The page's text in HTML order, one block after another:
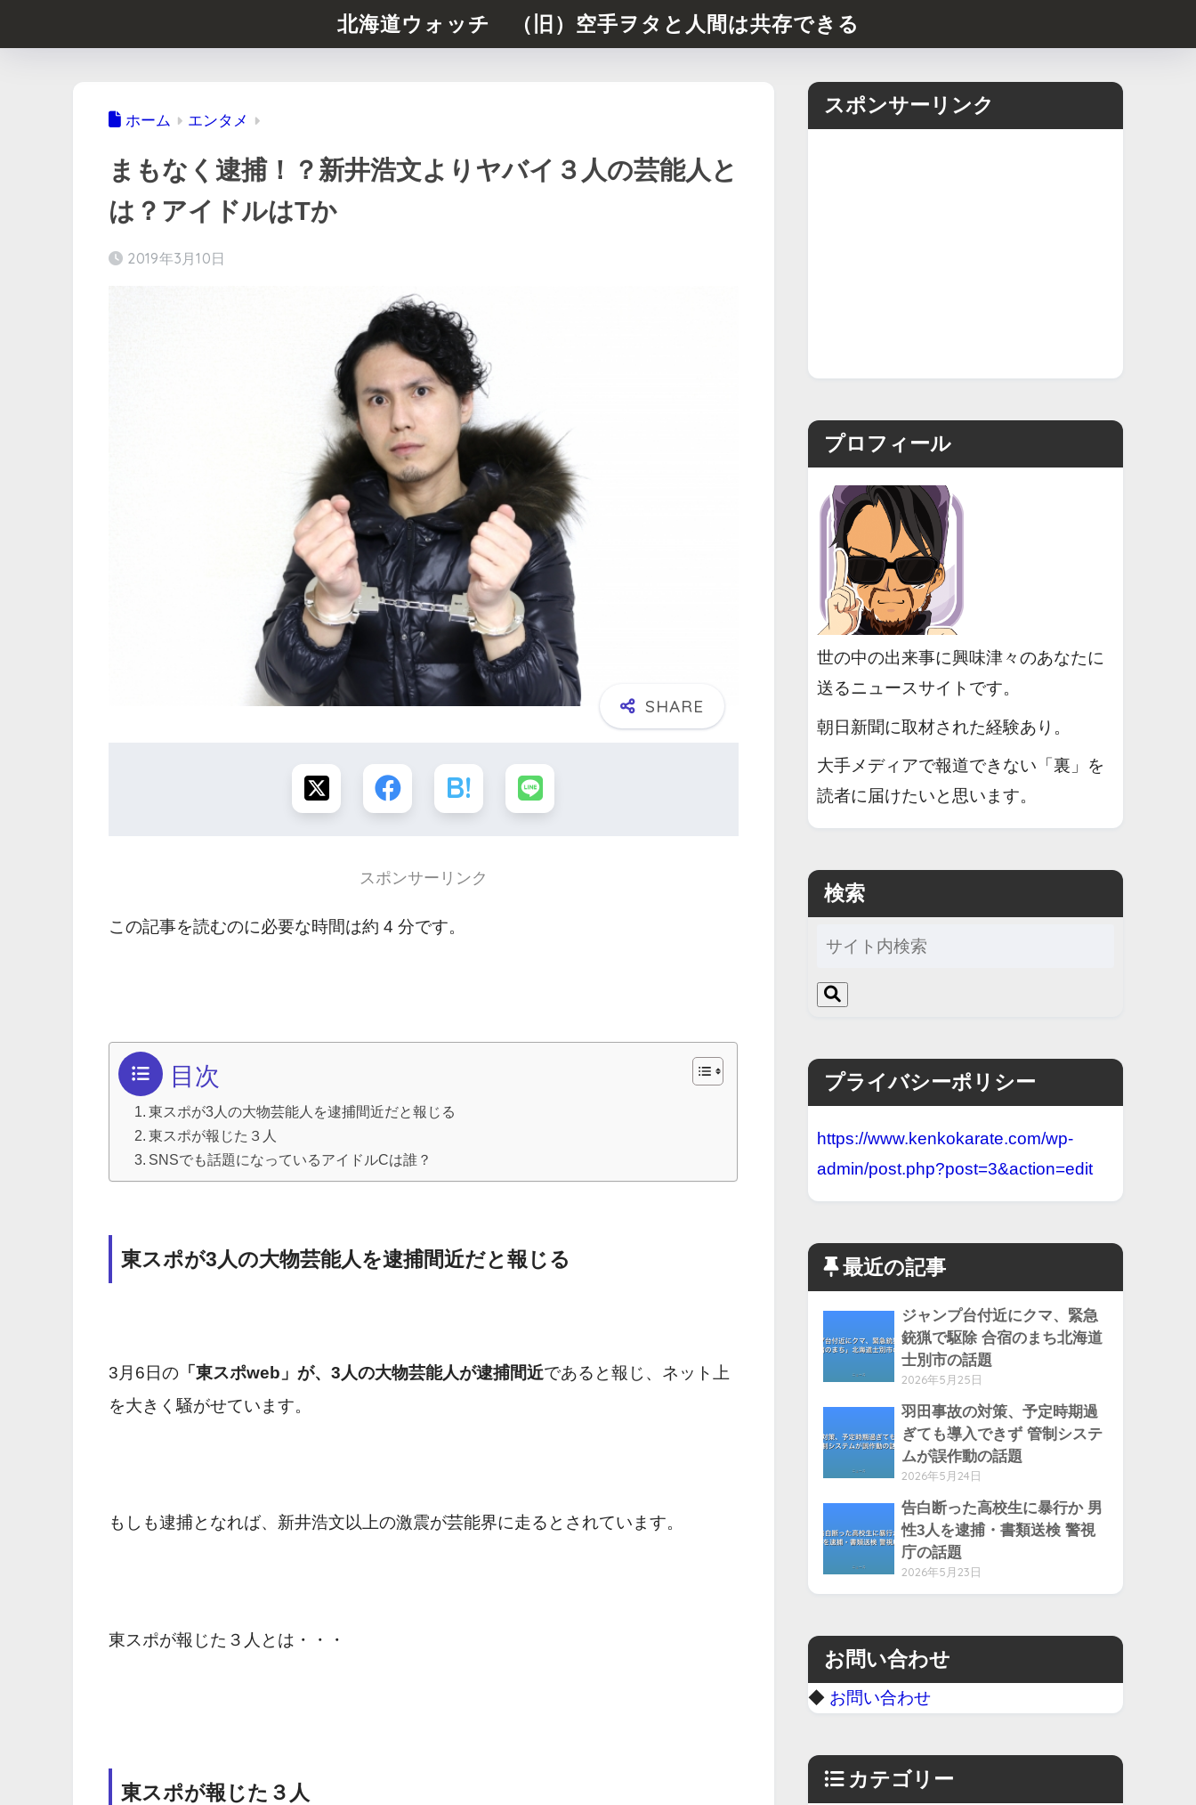
北海道ウォッチ （旧）空手ヲタと人間は共存できる
ホーム エンタメ
まもなく逮捕！？新井浩文よりヤバイ３人の芸能人と
は？アイドルはTか
2019年3月10日
スポンサーリンク
この記事を読むのに必要な時間は約 4 分です。
目次
東スポが3人の大物芸能人を逮捕間近だと報じる
東スポが報じた３人
SNSでも話題になっているアイドルCは誰？
東スポが3人の大物芸能人を逮捕間近だと報じる
3月6日の 「東スポweb」が、3人の大物芸能人が逮捕間近であると報じ、ネット上
を大きく騒がせています。
もしも逮捕となれば、新井浩文以上の激震が芸能界に走るとされています。
東スポが報じた３人とは・・・
東スポが報じた３人
スポンサーリンク
プロフィール
世の中の出来事に興味津々のあなたに
送るニュースサイトです。
朝日新聞に取材された経験あり。
大手メディアで報道できない「裏」を
読者に届けたいと思います。
検索
プライバシーポリシー
https://www.kenkokarate.com/wp-
admin/post.php?post=3&action=edit
最近の記事
ジャンプ台付近にクマ、緊急
銃猟で駆除 合宿のまち北海道
士別市の話題
2026年5月25日
羽田事故の対策、予定時期過
ぎても導入できず 管制システ
ムが誤作動の話題
2026年5月24日
告白断った高校生に暴行か 男
性3人を逮捕・書類送検 警視
庁の話題
2026年5月23日
お問い合わせ
◆ お問い合わせ
カテゴリー